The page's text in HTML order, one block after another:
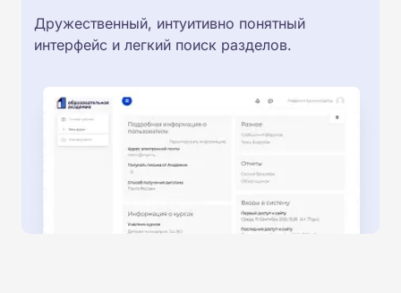
Дружественный, интуитивно понятный
интерфейс и легкий поиск разделов.